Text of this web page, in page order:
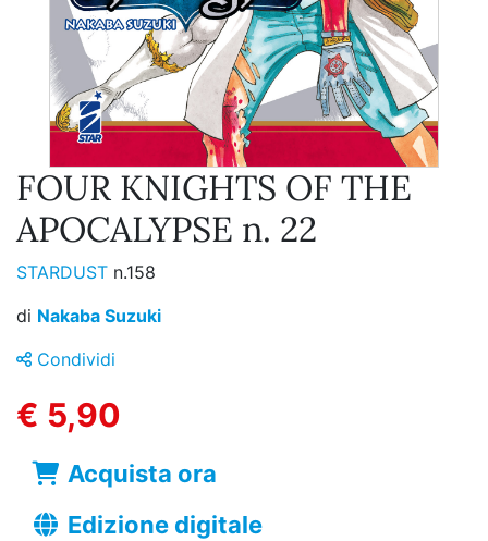
FOUR KNIGHTS OF THE
APOCALYPSE n. 22
STARDUST n.158
di Nakaba Suzuki
Condividi
€ 5,90
Acquista ora
Edizione digitale